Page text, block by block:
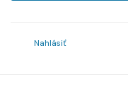
Nahlásiť